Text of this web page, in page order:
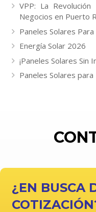
VPP: La
Negocios en Puerto
Paneles Solares
Energía Solar 2026
¡Paneles Solares Sin
Paneles Solares
¿EN BUSCA